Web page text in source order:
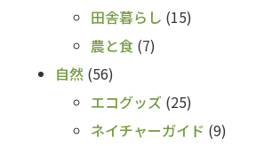
田舎暮らし (15)
農と食 (7)
自然 (56)
エコグッズ (25)
ネイチャーガイド (9)